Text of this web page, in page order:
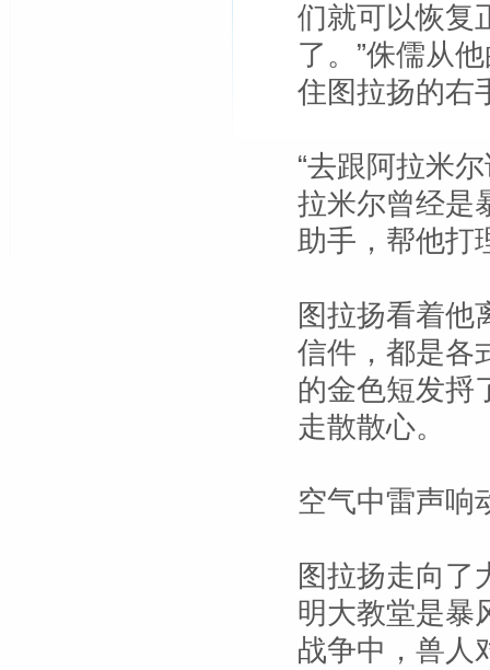
们就可以恢复
了。”侏儒从
住图拉扬的右
“去跟阿拉米
拉米尔曾经是
助手，帮他打
图拉扬看着他
信件，都是各
的金色短发捋
走散散心。
空气中雷声响
图拉扬走向了
明大教堂是暴
战争中，兽人